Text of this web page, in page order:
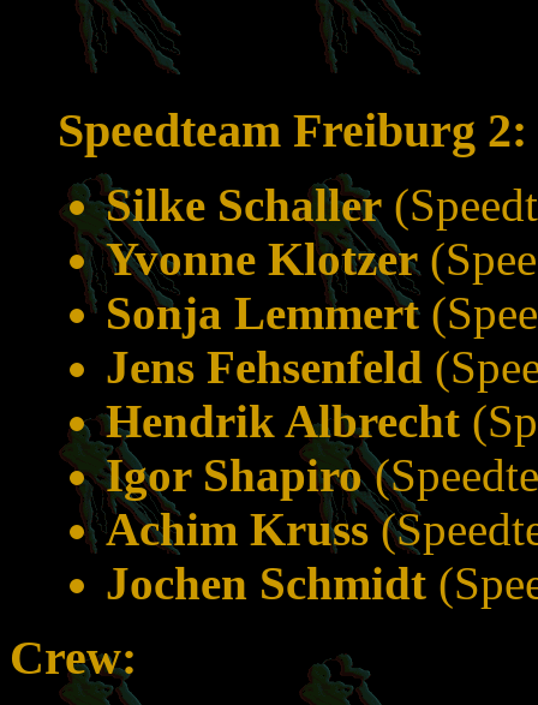
Speedteam Freiburg 2:
Silke Schaller
Yvonne Klotzer
Sonja Lemmert
Jens Fehsenfeld
Hendrik Albrecht
Igor Shapiro
Achim Kruss
Jochen Schmidt
Crew: